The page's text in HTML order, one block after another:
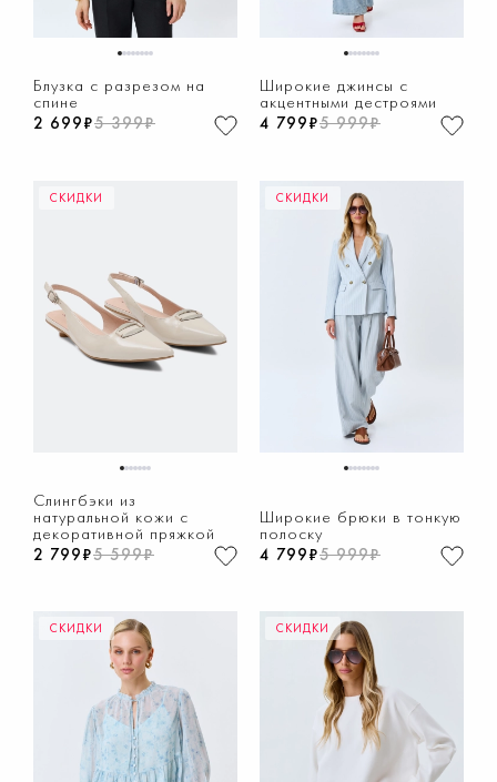
12345678
Блузка с разрезом на
спине
2 699₽5 399₽
12345678
Широкие джинсы с
акцентными дестроями
4 799₽5 999₽
СКИДКИ
1234567
Слингбэки из
натуральной кожи с
декоративной пряжкой
2 799₽5 599₽
СКИДКИ
12345678
Широкие брюки в тонкую
полоску
4 799₽5 999₽
СКИДКИ СКИДКИ